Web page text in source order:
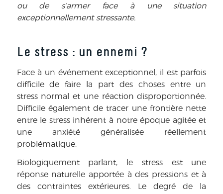
ou de s’armer face à une situation
exceptionnellement stressante.
Le stress : un ennemi ?
Face à un événement exceptionnel, il est parfois
difficile de faire la part des choses entre un
stress normal et une réaction disproportionnée.
Difficile également de tracer une frontière nette
entre le stress inhérent à notre époque agitée et
une anxiété généralisée réellement
problématique.
Biologiquement parlant, le stress est une
réponse naturelle apportée à des pressions et à
des contraintes extérieures. Le degré de la